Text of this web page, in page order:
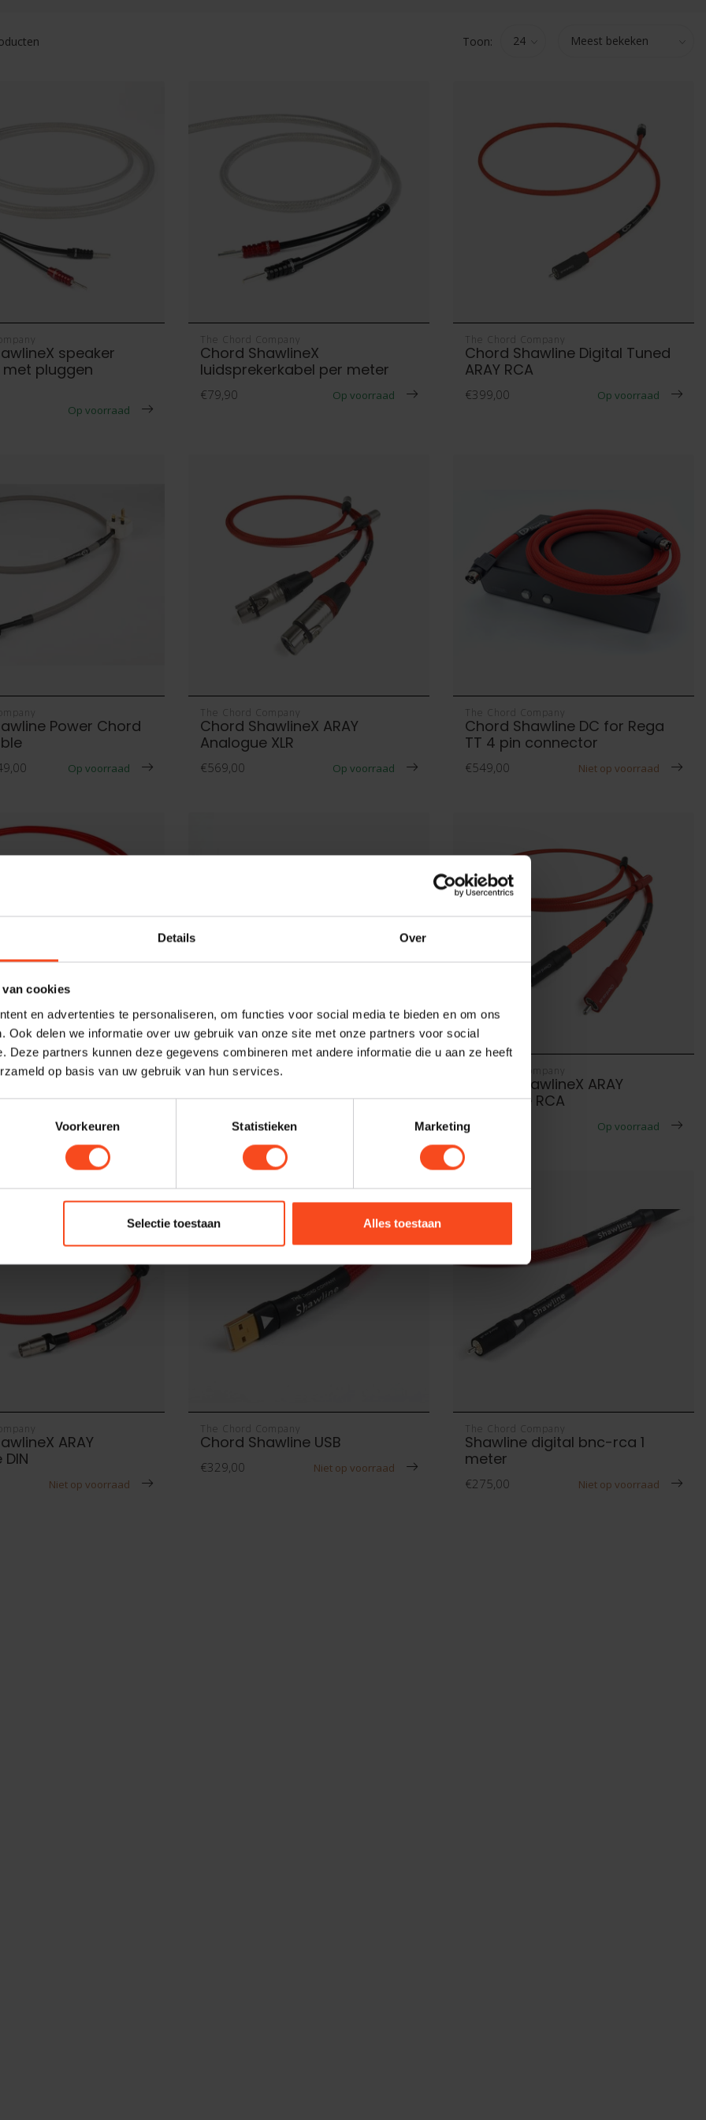
Details Over
cookies
en advertenties te personaliseren, om functies voor social media te bieden en om ons
Ook delen we informatie over uw gebruik van onze site met onze partners voor social
Deze partners kunnen deze gegevens combineren met andere informatie die u aan ze heeft
op basis van uw gebruik van hun services.
Voorkeuren Statistieken Marketing
Selectie toestaan Alles toestaan
Toon:
speaker
pluggen
Op voorraad
The Chord Company
Chord ShawlineX
luidsprekerkabel per meter
€79,90 Op voorraad
The Chord Company
Chord Shawline Digital Tuned
ARAY RCA
€399,00 Op voorraad
Power Chord
Op voorraad
The Chord Company
Chord ShawlineX ARAY
Analogue XLR
€569,00 Op voorraad
The Chord Company
Chord Shawline DC for Rega
TT 4 pin connector
€549,00 Niet op voorraad
Streaming
The Chord Company
RCA-DIN 1m set
€369,00
The Chord Company
Chord ShawlineX ARAY
Analogue RCA
€469,00 Op voorraad
ARAY
Niet op voorraad
The Chord Company
Chord Shawline USB
€329,00 Niet op voorraad
The Chord Company
Shawline digital bnc-rca 1
meter
€275,00 Niet op voorraad